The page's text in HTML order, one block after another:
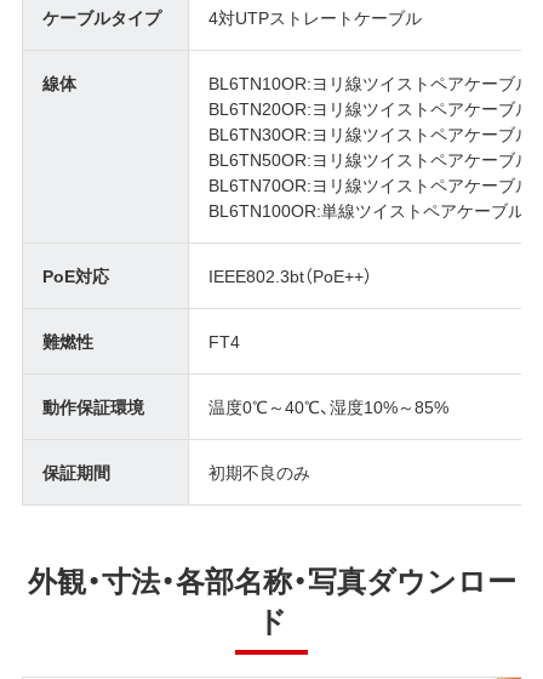
ケーブルタイプ 4対UTPストレートケーブル
線体
BL6TN10OR:ヨリ線ツイストペアケーブル
BL6TN20OR:ヨリ線ツイストペアケーブル
BL6TN30OR:ヨリ線ツイストペアケーブル
BL6TN50OR:ヨリ線ツイストペアケーブル
BL6TN70OR:ヨリ線ツイストペアケーブル
BL6TN100OR:単線ツイストペアケーブル
PoE対応 IEEE802.3bt（PoE++）
難燃性 FT4
動作保証環境 温度0℃～40℃、湿度10%～85%
保証期間 初期不良のみ
外観・寸法・各部名称・写真ダウンロー
ド